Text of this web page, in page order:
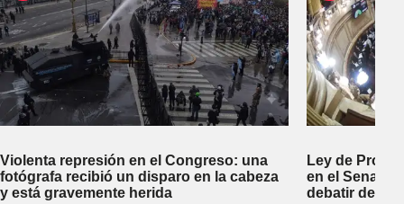
Violenta represión en el Congreso: una
fotógrafa recibió un disparo en la cabeza
y está gravemente herida
Ley de
en el Senado
debatir